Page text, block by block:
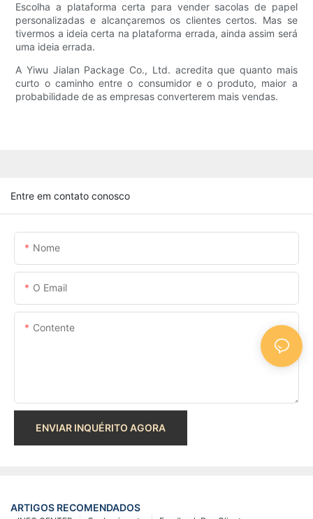
Escolha a plataforma certa para vender sacolas de papel
personalizadas e alcançaremos os clientes certos. Mas se
tivermos a ideia certa na plataforma errada, ainda assim será
uma ideia errada.
A Yiwu Jialan Package Co., Ltd. acredita que quanto mais
curto o caminho entre o consumidor e o produto, maior a
probabilidade de as empresas converterem mais vendas.
Entre em contato conosco
Nome
O Email
Contente
ENVIAR INQUÉRITO AGORA
ARTIGOS RECOMENDADOS